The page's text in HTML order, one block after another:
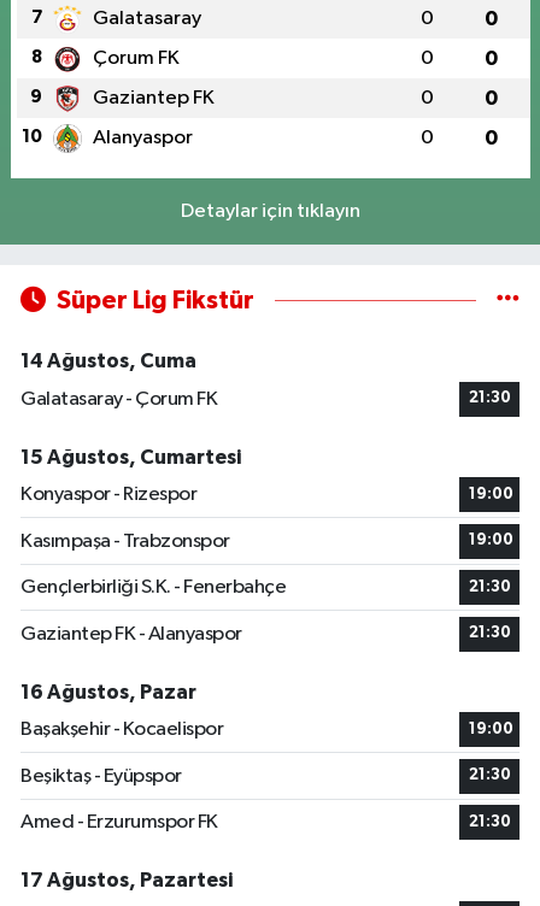
7 Galatasaray 0 0
8 Çorum FK 0 0
9 Gaziantep FK 0 0
10 Alanyaspor 0 0
Detaylar için tıklayın
Süper Lig Fikstür
14 Ağustos, Cuma
Galatasaray - Çorum FK
21:30
15 Ağustos, Cumartesi
Konyaspor - Rizespor
19:00
Kasımpaşa - Trabzonspor 19:00
Gençlerbirliği S.K. - Fenerbahçe 21:30
Gaziantep FK - Alanyaspor 21:30
16 Ağustos, Pazar
Başakşehir - Kocaelispor
19:00
Beşiktaş - Eyüpspor 21:30
Amed - Erzurumspor FK 21:30
17 Ağustos, Pazartesi